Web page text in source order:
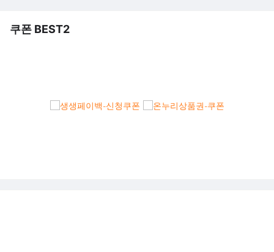
쿠폰 BEST2